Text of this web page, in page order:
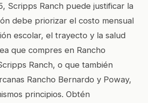
Scripps Ranch puede justificar la
debe priorizar el costo mensual
escolar, el trayecto y la salud
que compres en Rancho
Ranch, o que también
Rancho Bernardo y Poway,
principios. Obtén